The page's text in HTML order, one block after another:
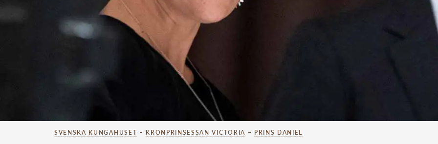
SVENSKA KUNGAHUSET – KRONPRINSESSAN VICTORIA – PRINS DANIEL